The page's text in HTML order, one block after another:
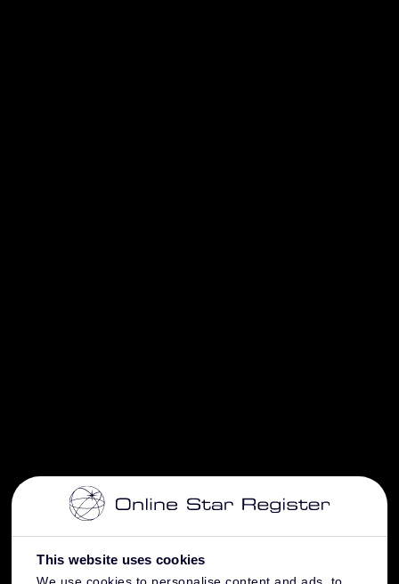
This website uses cookies
We use cookies to personalise content and ads, to